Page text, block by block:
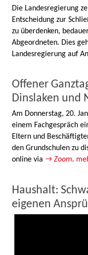
Die Landesregierung
Entscheidung zur
zu überdenken,
Abgeordneten. Dies
Landesregierung auf
Offener
Dinslaken und
Am Donnerstag, 20.
einem Fachgespräch
Eltern und
den Grundschulen zu
online via → Zoom.
Haushalt:
eigenen